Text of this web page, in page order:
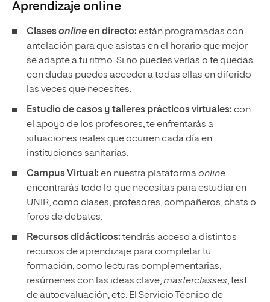
Aprendizaje online
Clasesonlineen directo: están programadas con
antelación para que asistas en el horario que mejor
se adapte a tu ritmo. Si no puedes verlas o te quedas
con dudas puedes acceder a todas ellas en diferido
las veces que necesites.
Estudio de casos y talleres prácticos virtuales: con
el apoyo de los profesores, te enfrentarás a
situaciones reales que ocurren cada día en
instituciones sanitarias.
Campus Virtual: en nuestra plataformaonline
encontrarás todo lo que necesitas para estudiar en
UNIR, como clases, profesores, compañeros, chats o
foros de debates.
Recursos didácticos: tendrás acceso a distintos
recursos de aprendizaje para completar tu
formación, como lecturas complementarias,
resúmenes con las ideas clave,masterclasses, test
de autoevaluación, etc. El Servicio Técnico de